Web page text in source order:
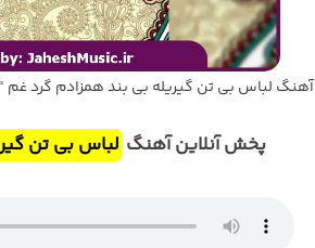
آهنگ لباس بی تن گیریله بی بند همزادم گرد
پخش آنلاین آهنگ لباس بی تن